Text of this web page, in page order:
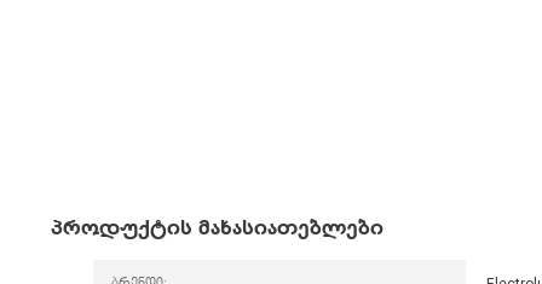
პროდუქტის მახასიათებლები